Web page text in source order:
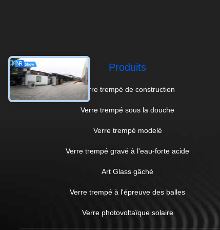
Produits
Verre trempé de construction
Verre trempé sous la douche
Verre trempé modelé
Verre trempé gravé à l'eau-forte acide
Art Glass gâché
Verre trempé à l'épreuve des balles
Verre photovoltaïque solaire